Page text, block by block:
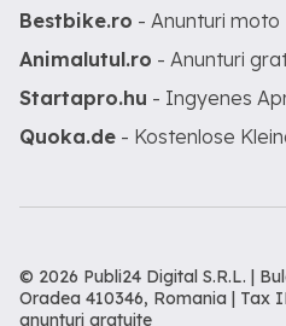
Bestbike.ro - Anunturi moto
Animalutul.ro - Anunturi
Startapro.hu - Ingyenes
Quoka.de - Kostenlose
© 2026 Publi24 Digital S.R.L. |
Oradea 410346, Romania | Tax
anunturi gratuite